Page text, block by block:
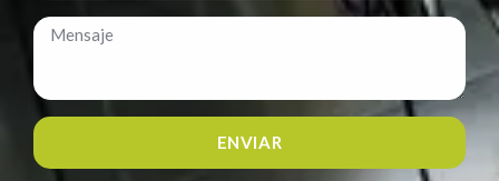
ENVIAR